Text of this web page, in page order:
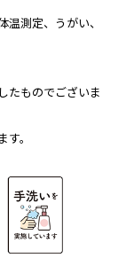
測定、うがい、
たものでございま
。